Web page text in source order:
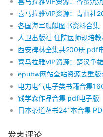
各国海军舰艇图书资料合集
人卫出版社 住院医师规培
西安碑林全集共200册 pdf
喜马拉雅VIP资源：楚汉争
epubw网站全站资源去重版
电力电气电子类书籍合集
钱学森作品合集 pdf电子版
日本茶道丛书241本合集